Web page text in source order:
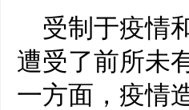
受制于疫情
遭受了前所未
一方面，疫情